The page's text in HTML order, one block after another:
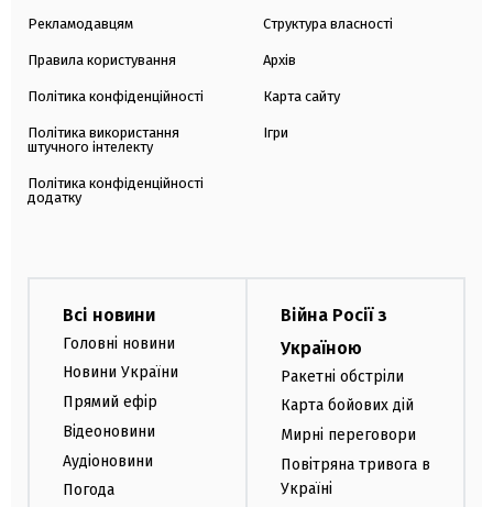
Рекламодавцям
Правила користування
Політика конфіденційності
Політика використання
штучного інтелекту
Політика конфіденційності
додатку
Структура власності
Архів
Карта сайту
Ігри
Всі новини
Головні новини
Новини України
Прямий ефір
Відеоновини
Аудіоновини
Погода
Війна Росії з
Україною
Ракетні обстріли
Карта бойових дій
Мирні переговори
Повітряна тривога в
Україні